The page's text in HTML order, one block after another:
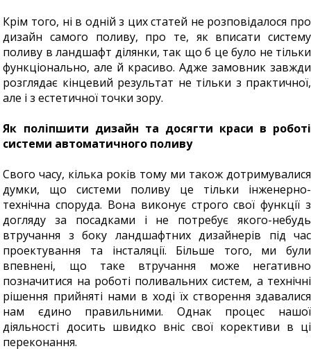
Крім того, ні в одній з цих статей не розповідалося про
дизайн самого поливу, про те, як вписати систему
поливу в ландшафт ділянки, так що б це було не тільки
функціонально, але й красиво. Адже замовник завжди
розглядає кінцевий результат не тільки з практичної,
але і з естетичної точки зору.
Як поліпшити дизайн та досягти краси в роботі
системи автоматичного поливу
Свого часу, кілька років тому ми також дотримувалися
думки, що системи поливу це тільки інженерно-
технічна споруда. Вона виконує строго свої функції з
догляду за посадками і не потребує якого-небудь
втручання з боку ландшафтних дизайнерів під час
проектування та інсталяції. Більше того, ми були
впевнені, що таке втручання може негативно
позначитися на роботі поливальних систем, а технічні
рішення прийняті нами в ході їх створення здавалися
нам єдино правильними. Однак процес нашої
діяльності досить швидко вніс свої корективи в ці
переконання.